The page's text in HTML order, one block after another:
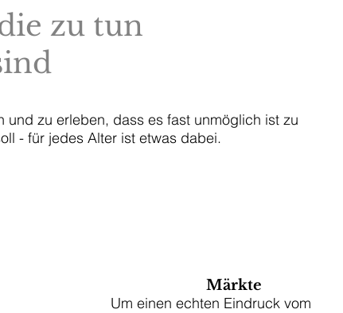
zu tun
zu erleben, dass es fast unmöglich ist zu
- für jedes Alter ist etwas dabei.
Märkte
Um einen echten Eindruck vom